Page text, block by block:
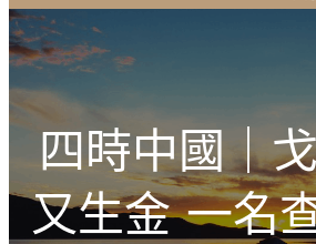
e
四時中國｜
又生金 一名